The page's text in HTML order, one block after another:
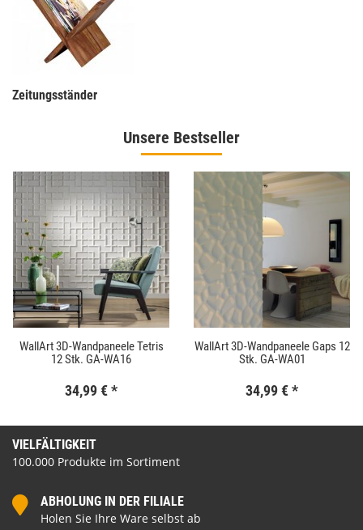
Zeitungsständer
Unsere Bestseller
WallArt 3D-Wandpaneele Tetris
12 Stk. GA-WA16
34,99 €*
WallArt 3D-Wandpaneele Gaps 12
Stk. GA-WA01
34,99 €*
VIELFÄLTIGKEIT
100.000 Produkte im Sortiment
ABHOLUNG IN DER FILIALE
Holen Sie Ihre Ware selbst ab